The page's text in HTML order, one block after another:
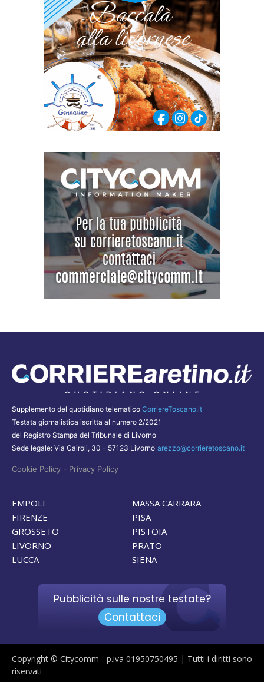
Supplemento del quotidiano telematico CorriereToscano.it
Testata giornalistica iscritta al numero 2/2021
del Registro Stampa del Tribunale di Livorno
Sede legale: Via Cairoli, 30 - 57123 Livorno arezzo@corrieretoscano.it
Cookie Policy - Privacy Policy
EMPOLI
FIRENZE
GROSSETO
LIVORNO
LUCCA
MASSA CARRARA
PISA
PISTOIA
PRATO
SIENA
Pubblicità sulle nostre testate?
Contattaci
Copyright © Citycomm - p.iva 01950750495 | Tutti i diritti sono
riservati